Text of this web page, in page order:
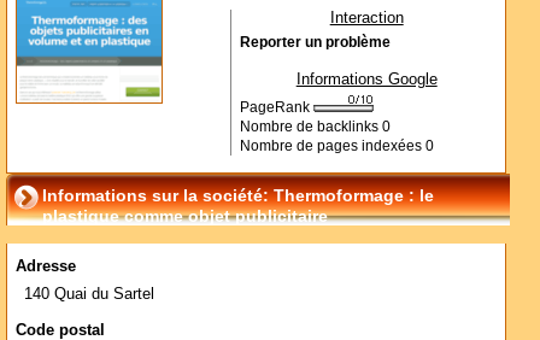
Interaction
Reporter un problème
Informations Google
PageRank
Nombre de backlinks 0
Nombre de pages indexées 0
Informations sur la société: Thermoformage : le
plastique comme objet publicitaire
Adresse
140 Quai du Sartel
Code postal